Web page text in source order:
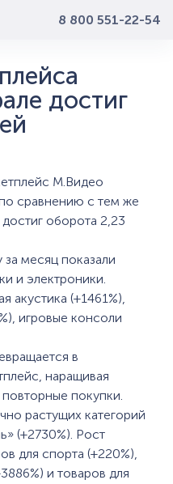
8 800 551-22-54
достиг
М.Видео
сравнению с тем же
оборота 2,23
месяц показали
и электроники.
акустика (+1461%),
игровые консоли
в
наращивая
покупки.
растущих категорий
(+2730%). Рост
для спорта (+220%),
и товаров для